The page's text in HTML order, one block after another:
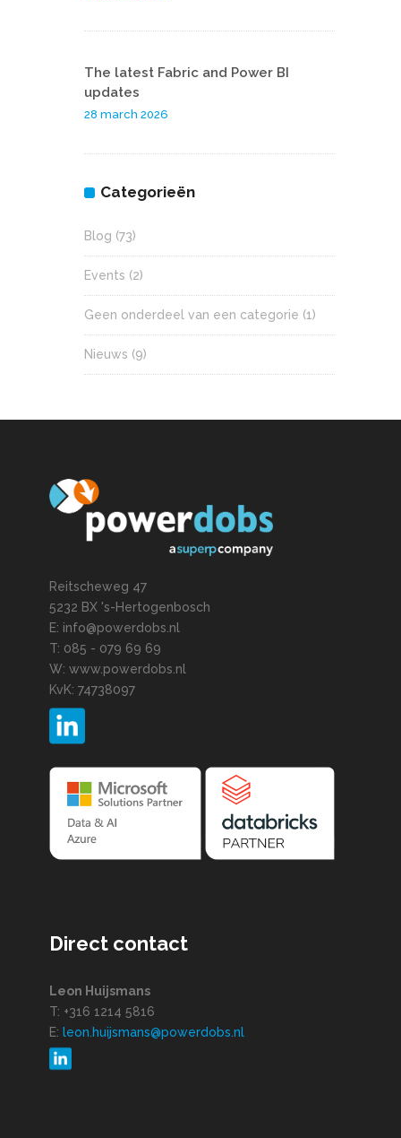
The latest Fabric and Power BI
updates
28 march 2026
Categorieën
Blog (73)
Events (2)
Geen onderdeel van een categorie (1)
Nieuws (9)
Reitscheweg 47
5232 BX 's-Hertogenbosch
E: info@powerdobs.nl
T: 085 - 079 69 69
W: www.powerdobs.nl
KvK: 74738097
Direct contact
Leon Huijsmans
T: +316 1214 5816
E: leon.huijsmans@powerdobs.nl